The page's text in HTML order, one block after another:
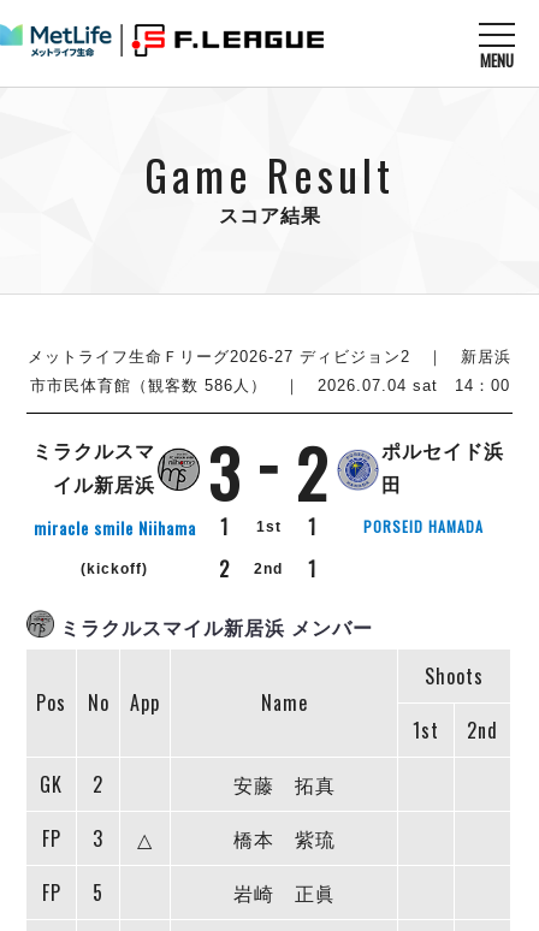
MENU
すべてのニュース
U-23選抜
チケット
メディア情報
その他
試合を観る MATCHES
順位表
戦績表
警告・退場・出場停止選手
個人ランキング｜ゴール
個人ランキング｜シュート
個人ランキング｜シュート成功率
メットライフ生命Ｆ２リーグ
順位表
警告・退場・出場停止選手
個人ランキング｜シュート
個人ランキング｜第2PK
エスポラーダ北海道
バルドラール浦安
フウガドールすみだ
立川アスレティックFC
ペスカドーラ町田
ボアルース長野
シュライカー大阪
メットライフ生命Ｆ２リーグ
ヴォスクオーレ仙台
チケットを買う TICKET
アリーナ情報 ARENA
リーグ概要 ABOUT US
リーグ概要
大会概要
クラブライセンス関連
過去の記録 ARCHIVE
過去の試合記録
ディビジョン2 試合記録
Ｆリーグカップ 試合記録
リーグ統計データ
プロジェクト PROJECT
ABeam AWARD
Game Result
スコア結果
メットライフ生命Ｆリーグ2026-27 ディビジョン2
｜ 新居浜
市市民体育館（観客数 586人） ｜ 2026.07.04 sat 14：00
ミラクルスマ
イル新居浜
3 2
ポルセイド浜
田
miracle smile Niihama 1 1st 1 PORSEID HAMADA
(kickoff) 2 2nd
1
ミラクルスマイル新居浜 メンバー
Pos No App Name
Shoots
1st
2nd
GK
2
安藤 拓真
FP
3 △
橋本 紫琉
FP
5
岩崎 正眞